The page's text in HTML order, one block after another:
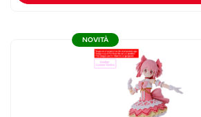
NOVITÀ